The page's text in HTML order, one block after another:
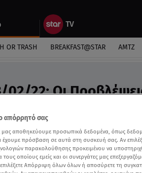
OR TRASH BREAKFAST@STAR ΑΜΤΖ
02/22: Οι
της Άσης Μπήλιου στο
απόρρητό σας
μας αποθηκεύουμε προσωπικά δεδομένα, όπως
έχουμε πρόσβαση σε αυτά στη συσκευή σας. Αν
παρακολούθησης προκειμένου να
τους οποίους εμείς και οι συνεργάτες μας
Απόρριψη όλων όλων ή αποσύρετε τη